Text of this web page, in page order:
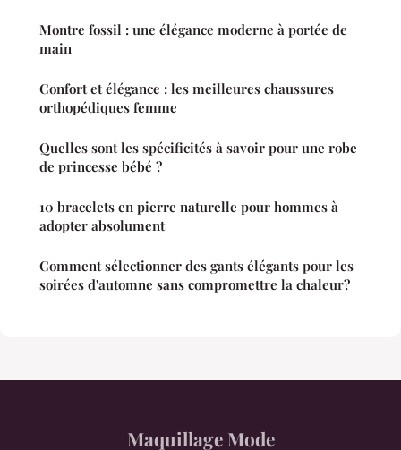
Montre fossil : une élégance moderne à portée de
main
Confort et élégance : les meilleures chaussures
orthopédiques femme
Quelles sont les spécificités à savoir pour une robe
de princesse bébé ?
10 bracelets en pierre naturelle pour hommes à
adopter absolument
Comment sélectionner des gants élégants pour les
soirées d'automne sans compromettre la chaleur?
Maquillage Mode